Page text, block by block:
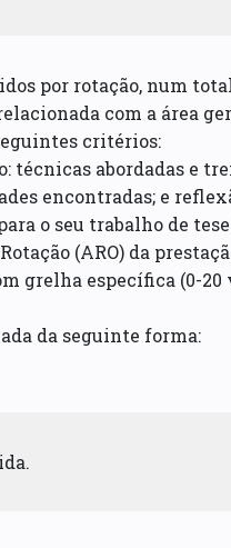
por rotação, num
com a área
critérios:
técnicas abordadas e
encontradas; e
o seu trabalho de
(ARO) da
grelha específica (0-20
da seguinte forma: